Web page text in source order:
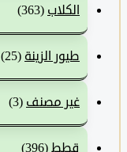
الكلاب(363)
طيور الزينة (25)
غير مصنف(3)
قطط (396)